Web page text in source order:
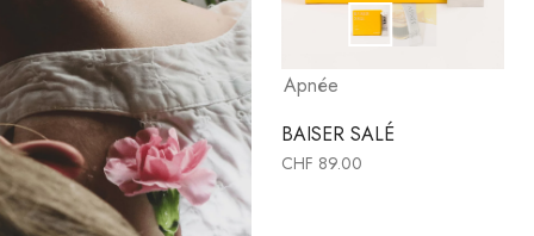
Friday Bae
KISS
CHF28.00
Apnée
BAISER SALÉ
CHF 89.00